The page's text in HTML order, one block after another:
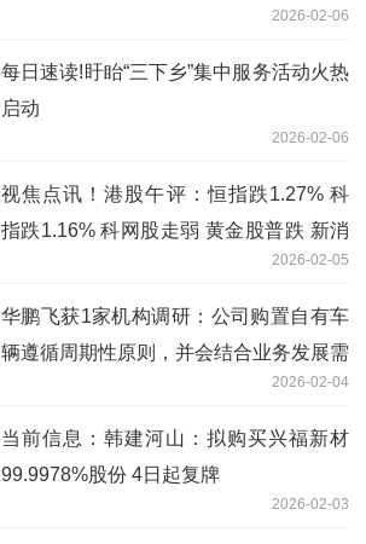
2026-02-06
每日速读!盱眙“三下乡”集中服务活动火热
启动
2026-02-06
视焦点讯！港股午评：恒指跌1.27% 科
指跌1.16% 科网股走弱 黄金股普跌 新消
2026-02-05
华鹏飞获1家机构调研：公司购置自有车
辆遵循周期性原则，并会结合业务发展需
求，分阶段进行审批和购置（附调研问
答）
2026-02-04
当前信息：韩建河山：拟购买兴福新材
99.9978%股份 4日起复牌
2026-02-03